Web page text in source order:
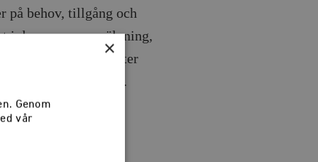
på behov, tillgång och
i denna nya omvälvning,
som lönlöst motsätter
naturlig utveckling.
×
Genom
vår